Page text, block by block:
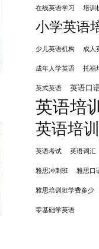
在线英语学习 培训
小学英语
少儿英语机构 成人
成年人学英语 托福
英式英语 英语口
英语培
英语培
英语考试 英语词汇
雅思冲刺班 雅思口
雅思培训班学费多少
零基础学英语